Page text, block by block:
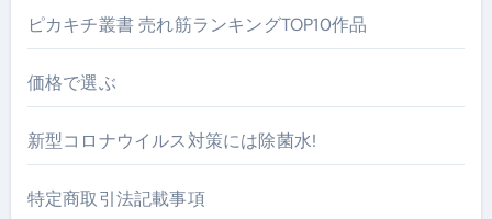
ピカキチ叢書 売れ筋ランキングTOP10作品
価格で選ぶ
新型コロナウイルス対策には除菌水!
特定商取引法記載事項